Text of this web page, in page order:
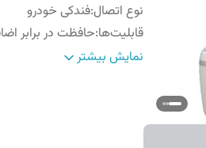
نوع اتصال:فندکی خودرو
قابلیت‌ها:حافظت در برابر
سازگار با:گوشی موبایل،نمایش بیشتر